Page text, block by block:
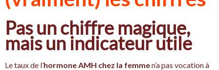
Pas un chiffre magique,
mais un indicateur utile
Le taux de l’hormone AMH chez la femmen’a pas vocation à